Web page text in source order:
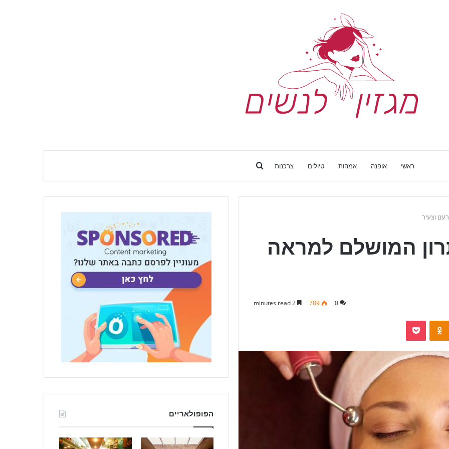
ראשי אופנה אמהות טיולים צרכנות
for
וצעיר
המושלם למראה
0
789
הפופולאריים